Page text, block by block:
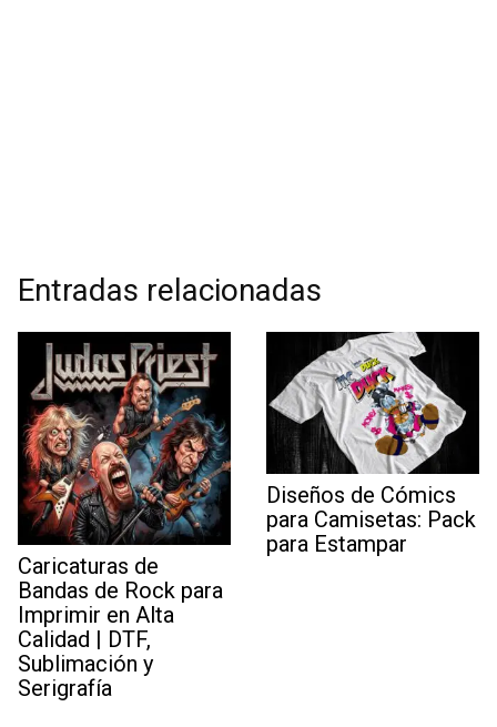
Entradas relacionadas
Caricaturas de
Bandas de Rock para
Imprimir en Alta
Calidad | DTF,
Sublimación y
Serigrafía
Diseños de Cómics
para Camisetas: Pack
para Estampar